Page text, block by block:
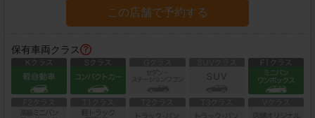
この店舗で予約する
保有車両クラス